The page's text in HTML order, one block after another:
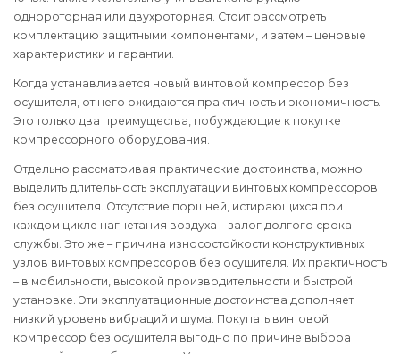
однороторная или двухроторная. Стоит рассмотреть
комплектацию защитными компонентами, и затем – ценовые
характеристики и гарантии.
Когда устанавливается новый винтовой компрессор без
осушителя, от него ожидаются практичность и экономичность.
Это только два преимущества, побуждающие к покупке
компрессорного оборудования.
Отдельно рассматривая практические достоинства, можно
выделить длительность эксплуатации винтовых компрессоров
без осушителя. Отсутствие поршней, истирающихся при
каждом цикле нагнетания воздуха – залог долгого срока
службы. Это же – причина износостойкости конструктивных
узлов винтовых компрессоров без осушителя. Их практичность
– в мобильности, высокой производительности и быстрой
установке. Эти эксплуатационные достоинства дополняет
низкий уровень вибраций и шума. Покупать винтовой
компрессор без осушителя выгодно по причине выбора